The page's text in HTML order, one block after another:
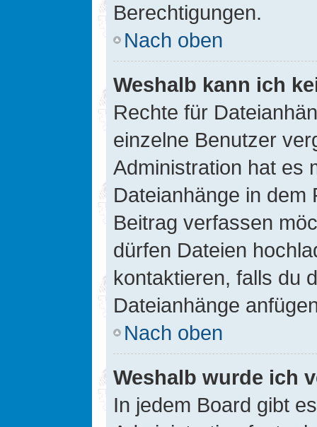
Berechtigungen.
Nach oben
Weshalb kann ich
Rechte für
einzelne Benutzer
Administration hat es
Dateianhänge in dem
Beitrag verfassen
dürfen Dateien
kontaktieren, falls du
Dateianhänge
Nach oben
Weshalb wurde ich
In jedem Board gibt